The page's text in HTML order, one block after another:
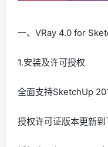
一、VRay 4.0 for
1.安装及许可授权
全面支持SketchUp
授权许可证版本更新到